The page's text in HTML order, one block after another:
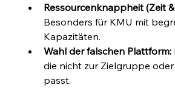
Ressourcenknappheit (Zeit
Besonders für KMU mit
Kapazitäten.
Wahl der falschen Plattform:
die nicht zur Zielgruppe
passt.